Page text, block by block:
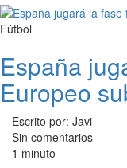
Fútbol
España
Europeo
Escrito por: Javi
Sin comentarios
1 minuto